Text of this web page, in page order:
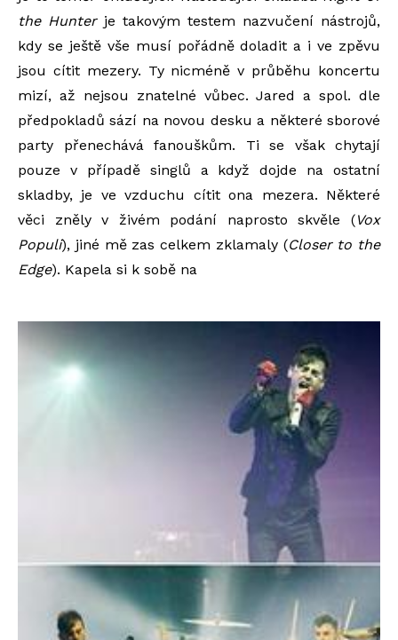
the Hunterje takovým testem nazvučení nástrojů,
kdy se ještě vše musí pořádně doladit a i ve zpěvu
jsou cítit mezery. Ty nicméně v průběhu koncertu
mizí, až nejsou znatelné vůbec. Jared a spol. dle
předpokladů sází na novou desku a některé sborové
party přenechává fanouškům. Ti se však chytají
pouze v případě singlů a když dojde na ostatní
skladby, je ve vzduchu cítit ona mezera. Některé
věci zněly v živém podání naprosto skvěle (Vox
Populi), jiné mě zas celkem zklamaly (Closer to the
Edge). Kapela si k sobě na